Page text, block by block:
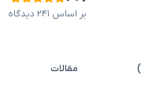
بر اساس ۲۴۱ دیدگاه
مقالات